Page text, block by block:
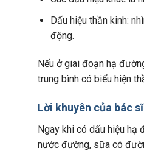
Dấu hiệu thần kinh:
động.
Nếu ở giai đoạn hạ
trung bình có biểu hiện
Lời khuyên của bác sĩ
Ngay khi có dấu hiệu hạ
nước đường, sữa có